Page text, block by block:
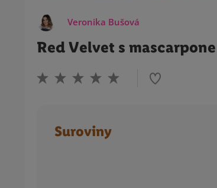
Veronika Bušová
Red Velvet s
Suroviny